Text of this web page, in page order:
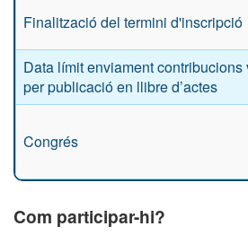
Finalització del termini d'inscripció
Data límit enviament contribucions
per publicació en llibre d’actes
Congrés
Com participar-hi?